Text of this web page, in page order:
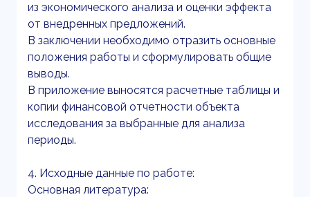
из экономического анализа и оценки эффекта
от внедренных предложений.
В заключении необходимо отразить основные
положения работы и сформулировать общие
выводы.
В приложение выносятся расчетные таблицы и
копии финансовой отчетности объекта
исследования за выбранные для анализа
периоды.
4. Исходные данные по работе:
Основная литература: